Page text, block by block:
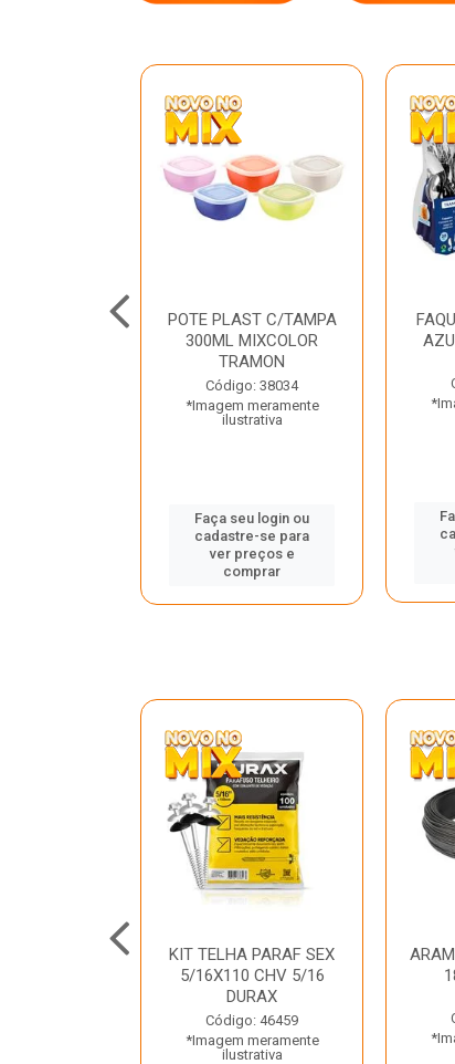
POTE PLAST C/TAMPA
300ML MIXCOLOR
TRAMON
Código: 38034
*Imagem meramente
ilustrativa
Faça seu login ou
cadastre-se para
ver preços e
comprar
KIT TELHA PARAF SEX
5/16X110 CHV 5/16
DURAX
Código: 46459
*Imagem meramente
ilustrativa